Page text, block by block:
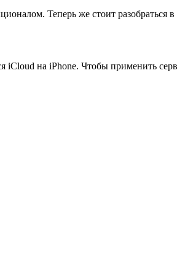
Теперь же стоит разобраться
iCloud на iPhone. Чтобы применить